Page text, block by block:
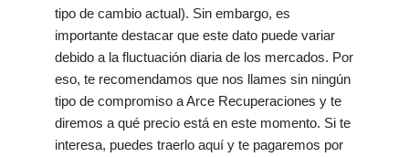
tipo de cambio actual). Sin embargo, es
importante destacar que este dato puede variar
debido a la fluctuación diaria de los mercados. Por
eso, te recomendamos que nos llames sin ningún
tipo de compromiso a Arce Recuperaciones y te
diremos a qué precio está en este momento. Si te
interesa, puedes traerlo aquí y te pagaremos por